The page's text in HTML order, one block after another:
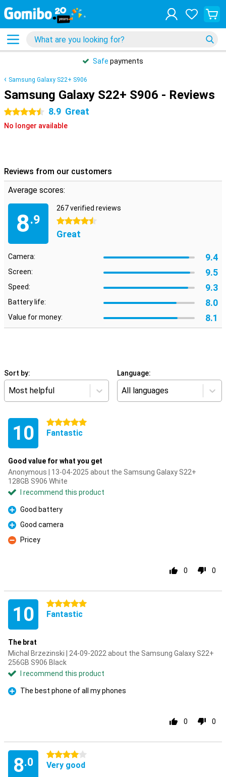
Safe payments
Samsung Galaxy S22+ S906
Samsung Galaxy S22+ S906 - Reviews
4.5 stars 8.9 Great
No longer available
Reviews from our customers
Average scores:
8.9
267 verified reviews
4.5 stars
Great
Camera: 9.4
Screen: 9.5
Speed: 9.3
Battery life: 8.0
Value for money: 8.1
Sort by:
Most helpful
Language:
All languages
10 5 stars
Fantastic
Good value for what you get
Anonymous | 13-04-2025 about the Samsung Galaxy S22+
128GB S906 White
I recommend this product
Pro
Good battery
Pro
Good camera
Con
Pricey
0 0
10 5 stars
Fantastic
The brat
Michal Brzezinski | 24-09-2022 about the Samsung Galaxy S22+
256GB S906 Black
I recommend this product
Pro
The best phone of all my phones
0 0
8.0
4 stars
Very good